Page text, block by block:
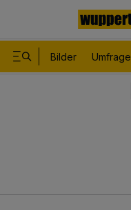
Bilder Umfrage